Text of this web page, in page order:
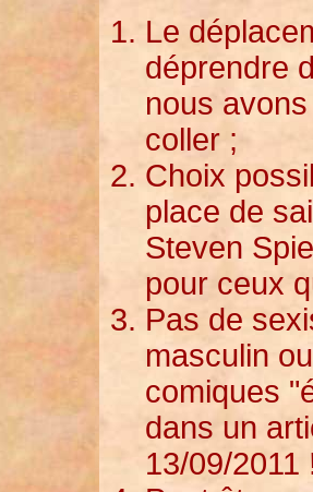
Le
déprendre
nous
coller ;
Choix
place de
Steven
pour ceux
Pas de
masculin
comiques
dans un
13/09/2011